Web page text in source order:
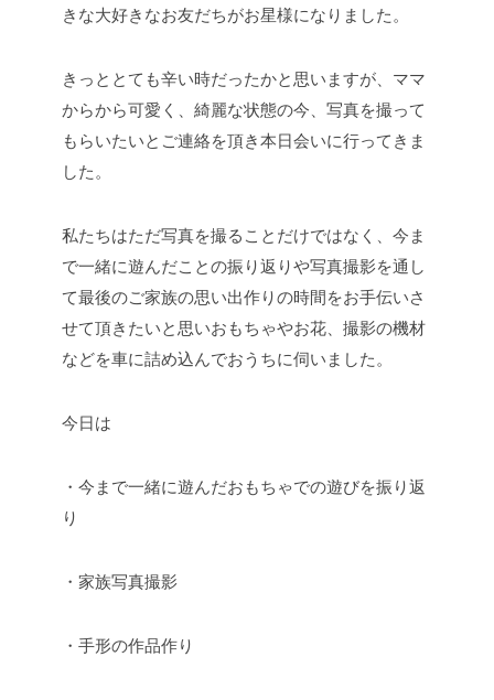
きな大好きなお友だちがお星様になりました。
きっととても辛い時だったかと思いますが、ママ
からから可愛く、綺麗な状態の今、写真を撮って
もらいたいとご連絡を頂き本日会いに行ってきま
した。
私たちはただ写真を撮ることだけではなく、今ま
で一緒に遊んだことの振り返りや写真撮影を通し
て最後のご家族の思い出作りの時間をお手伝いさ
せて頂きたいと思いおもちゃやお花、撮影の機材
などを車に詰め込んでおうちに伺いました。
今日は
・今まで一緒に遊んだおもちゃでの遊びを振り返
り
・家族写真撮影
・手形の作品作り